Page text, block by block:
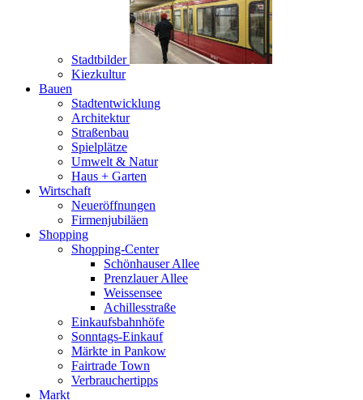
Stadtbilder
Kiezkultur
Bauen
Stadtentwicklung
Architektur
Straßenbau
Spielplätze
Umwelt & Natur
Haus + Garten
Wirtschaft
Neueröffnungen
Firmenjubiläen
Shopping
Shopping-Center
Schönhauser Allee
Prenzlauer Allee
Weissensee
Achillesstraße
Einkaufsbahnhöfe
Sonntags-Einkauf
Märkte in Pankow
Fairtrade Town
Verbrauchertipps
Markt